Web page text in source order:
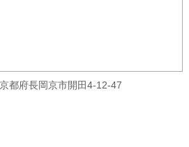
都府長岡京市開田4-12-47